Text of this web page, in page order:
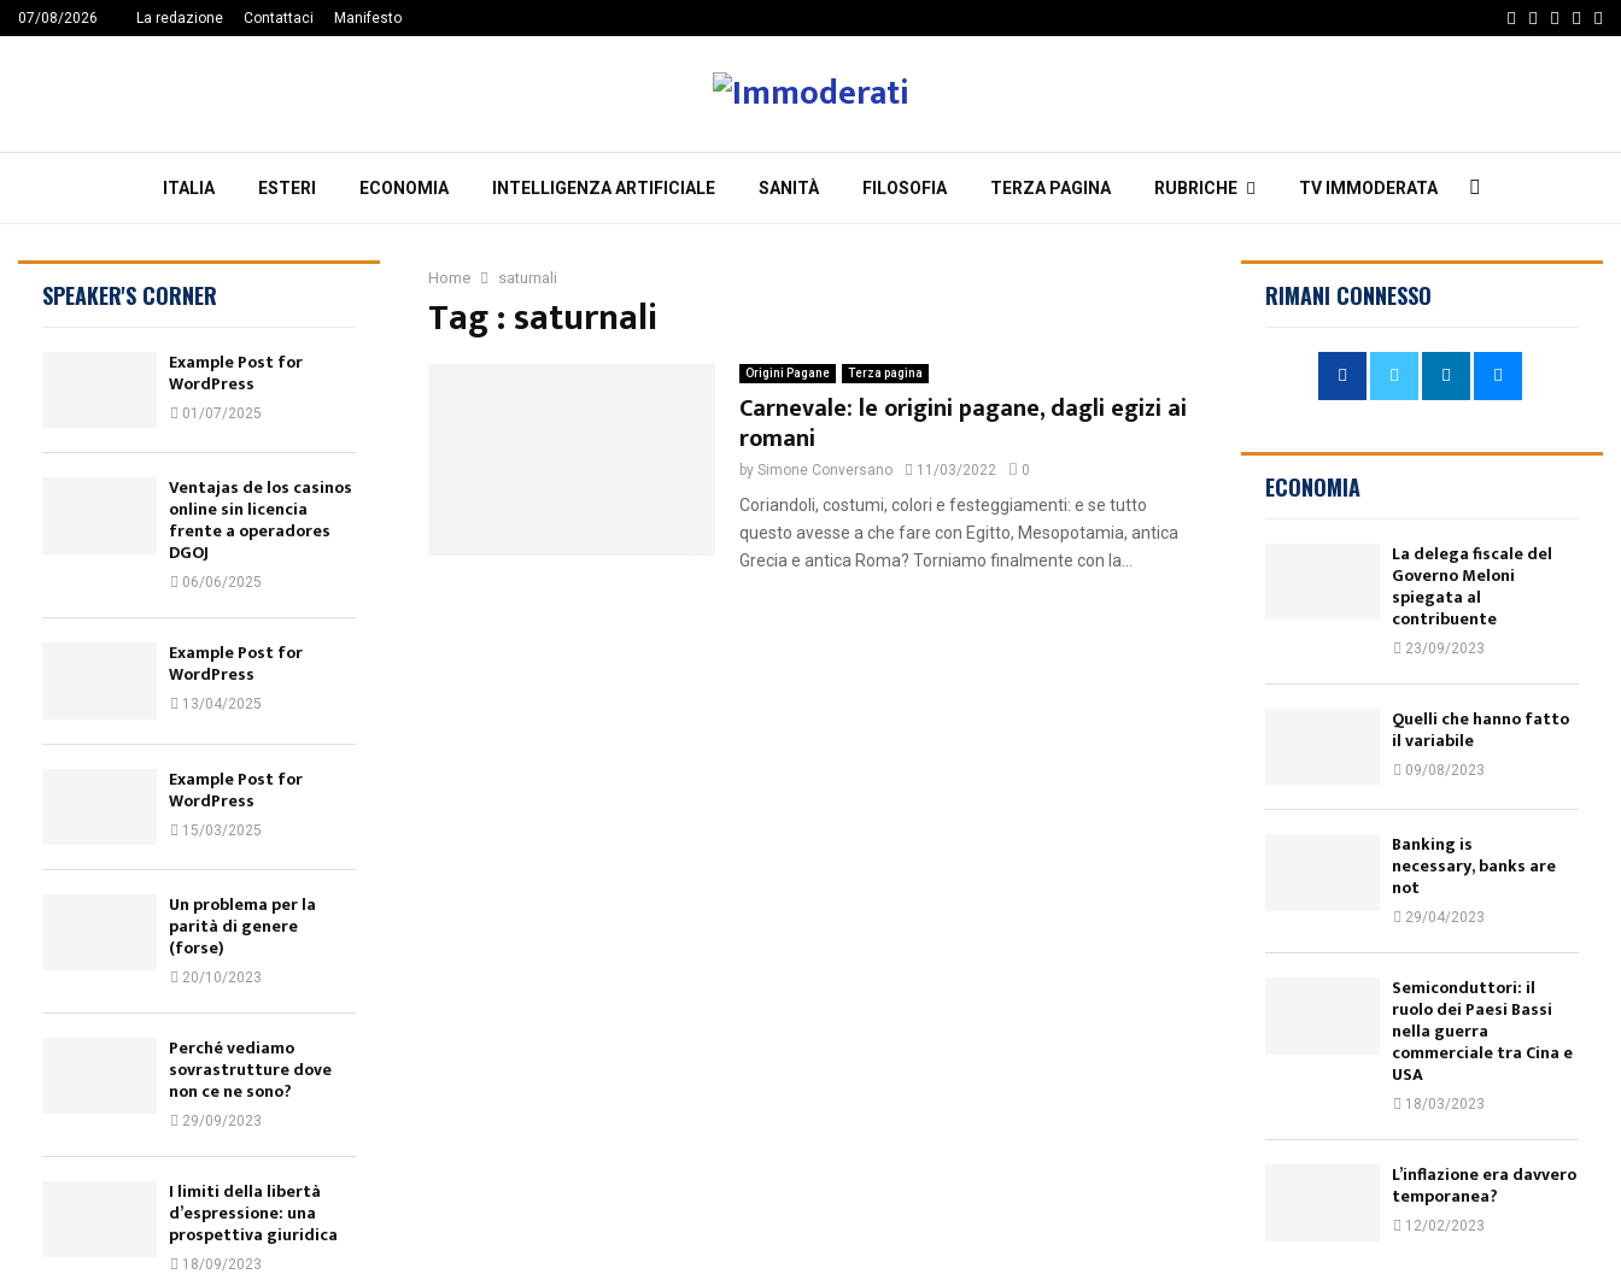
07/08/2026 La redazione Contattaci Manifesto Facebook
Twitter
ITALIA ESTERI ECONOMIA INTELLIGENZA ARTIFICIALE SANITÀ FILOSOFIA TERZA PAGINA RUBRICHE TV IMMODERATA
Home saturnali
Tag : saturnali
Origini Pagane Terza pagina
Carnevale: le origini pagane, dagli egizi ai
romani
by Simone Conversano 11/03/2022 0
Coriandoli, costumi, colori e festeggiamenti: e se tutto
questo avesse a che fare con Egitto, Mesopotamia, antica
Grecia e antica Roma? Torniamo finalmente con la...
SPEAKER'S CORNER
Example Post for
WordPress
01/07/2025
Ventajas de los casinos
online sin licencia
frente a operadores
DGOJ
06/06/2025
Example Post for
WordPress
13/04/2025
Example Post for
WordPress
15/03/2025
Un problema per la
parità di genere
(forse)
20/10/2023
Perché vediamo
sovrastrutture dove
non ce ne sono?
29/09/2023
I limiti della libertà
d’espressione: una
prospettiva giuridica
18/09/2023
RIMANI CONNESSO
ECONOMIA
La delega fiscale del
Governo Meloni
spiegata al
contribuente
23/09/2023
Quelli che hanno fatto
il variabile
09/08/2023
Banking is
necessary, banks are
not
29/04/2023
Semiconduttori: il
ruolo dei Paesi Bassi
nella guerra
commerciale tra Cina e
USA
18/03/2023
L’inflazione era davvero
temporanea?
12/02/2023